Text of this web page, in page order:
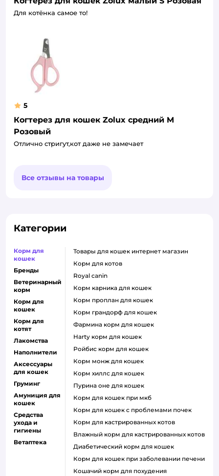
Для котёнка самое то!
5
Когтерез для кошек Zolux средний M
Розовый
Отлично стригут,кот даже не замечает
Все отзывы на товары
Категории
Корм для
кошек
Бренды
Ветеринарный
корм
Корм для
кошек
Корм для
котят
Лакомства
Наполнители
Аксессуары
для кошек
Груминг
Амуниция для
кошек
Средства
ухода и
гигиены
Ветаптека
товары для кошек интернет магазин
корм для котов
royal canin
корм карника для кошек
корм проплан для кошек
корм грандорф для кошек
фармина корм для кошек
harty корм для кошек
ройбис корм для кошек
корм монж для кошек
корм хиллс для кошек
пурина оне для кошек
корм для кошек при мкб
корм для кошек с проблемами почек
Корм для кастрированных котов
влажный корм для кастрированных котов
диабетический корм для кошек
корм для кошек при заболевании печени
кошачий корм для похудения